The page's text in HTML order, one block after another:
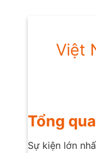
Việt
Tổng
Sự kiện lớn